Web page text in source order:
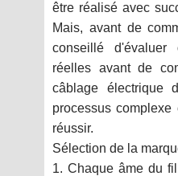
être réalisé avec
Mais, avant de
conseillé d'évaluer
réelles avant de
câblage électrique
processus
réussir.
Sélection de la
1. Chaque âme du